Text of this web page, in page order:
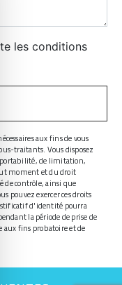
les conditions
aux fins de vous
traitants. Vous disposez
portabilité, de limitation,
moment et du droit
de contrôle, ainsi que
pouvez exercer ces droits
d'identité pourra
la période de prise de
aux fins probatoire et de